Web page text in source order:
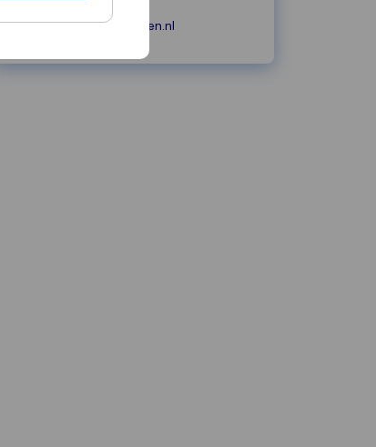
info@snelverhuizen.nl